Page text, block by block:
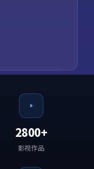
2800+
影视作品